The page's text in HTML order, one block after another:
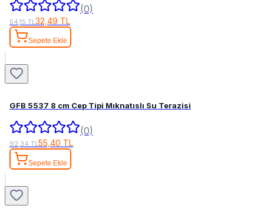
(0)
54,15 TL 32,49 TL
Sepete Ekle
GFB 5537 8 cm Cep Tipi Mıknatıslı Su Terazisi
(0)
92,34 TL55,40 TL
Sepete Ekle